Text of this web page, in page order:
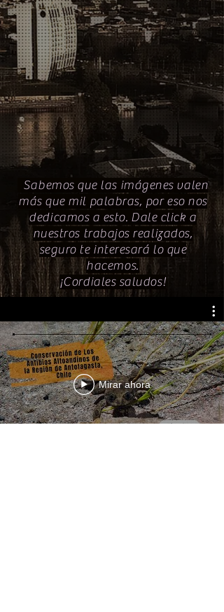
Sabemos que las imágenes valen
más que mil palabras, por eso nos
dedicamos a esto. Dale click a
nuestros trabajos realizados,
seguro te interesará lo que
hacemos.
¡Cordiales saludos!
Mirar ahora